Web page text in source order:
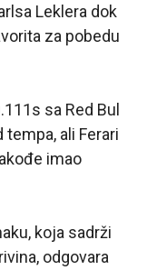
Leklera dok
za pobedu
sa Red Bul
ali Ferari
imao
koja sadrži
odgovara